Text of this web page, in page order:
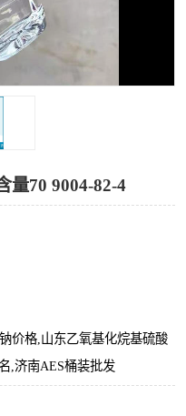
量70 9004-82-4
价格,山东乙氧基化烷基硫酸
,济南AES桶装批发
甲醇钠
合成中间体